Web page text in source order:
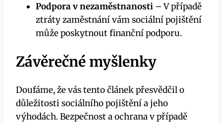
Podpora v nezaměstnanosti – V případě
ztráty zaměstnání vám sociální pojištění
může poskytnout finanční podporu.
Závěrečné myšlenky
Doufáme, že vás tento článek přesvědčil o
důležitosti sociálního pojištění a jeho
výhodách. Bezpečnost a ochrana v případě